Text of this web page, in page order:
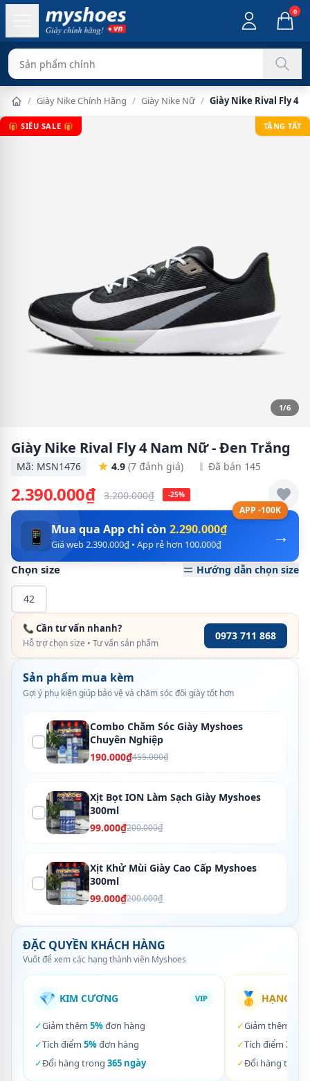
0
Sản phẩm chính hãng 100%
/ Giày Nike Chính Hãng / Giày Nike Nữ / Giày Nike Rival Fly 4
🎁 SIÊU SALE 🎁 TẶNG TẤT
1/6
Giày Nike Rival Fly 4 Nam Nữ - Đen Trắng
Mã: MSN1476 4.9 (7 đánh giá) Đã bán 145
2.390.000₫ 3.200.000₫ -25%
APP -100K
→
📱 Mua qua App chỉ còn 2.290.000₫
Giá web 2.390.000₫ • App rẻ hơn 100.000₫
Chọn size Hướng dẫn chọn size
42
📞 Cần tư vấn nhanh?
Hỗ trợ chọn size • Tư vấn sản phẩm
0973 711 868
Sản phẩm mua kèm
Gợi ý phụ kiện giúp bảo vệ và chăm sóc đôi giày tốt hơn
Combo Chăm Sóc Giày Myshoes
Chuyên Nghiệp
190.000₫455.000₫
Xịt Bọt ION Làm Sạch Giày Myshoes
300ml
99.000₫200.000₫
Xịt Khử Mùi Giày Cao Cấp Myshoes
300ml
99.000₫200.000₫
ĐẶC QUYỀN KHÁCH HÀNG
Vuốt để xem các hạng thành viên Myshoes
💎 KIM CƯƠNG VIP
✓Giảm thêm 5%đơn hàng
✓Tích điểm 5%đơn hàng
✓Đổi hàng trong 365 ngày
🥇 HẠNG
✓Giảm thêm
✓Tích điểm 3%
✓Đổi hàng trong